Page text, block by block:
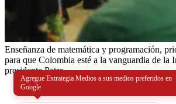
Enseñanza de matemática y programación,
para que Colombia esté a la vanguardia de
presidente Petro
Agregue Extrategia Medios a sus medios preferidos en
Google